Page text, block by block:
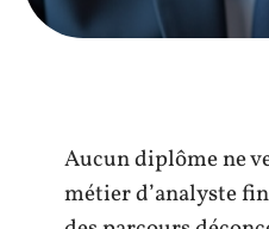
Aucun diplôme ne
métier d’analyste